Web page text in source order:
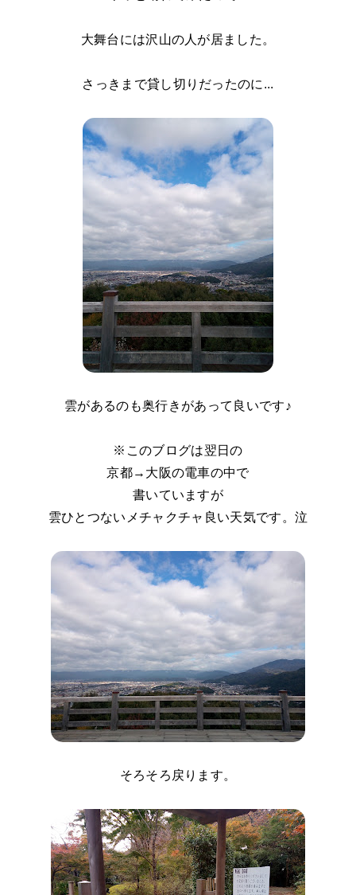
大舞台には沢山の人が居ました。
さっきまで貸し切りだったのに...
雲があるのも奥行きがあって良いです♪
※このブログは翌日の
京都→大阪の電車の中で
書いていますが
雲ひとつないメチャクチャ良い天気です。泣
そろそろ戻ります。